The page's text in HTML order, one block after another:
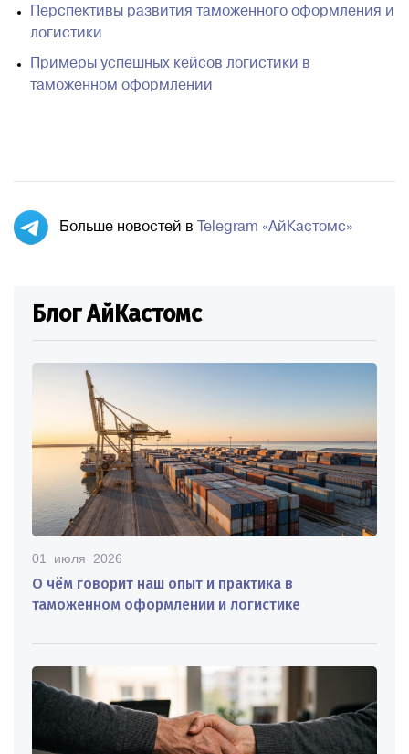
Перспективы развития таможенного оформления и
логистики
Примеры успешных кейсов логистики в
таможенном оформлении
Больше новостей в Telegram «АйКастомс»
Блог АйКастомс
01 июля 2026
О чём говорит наш опыт и практика в
таможенном оформлении и логистике